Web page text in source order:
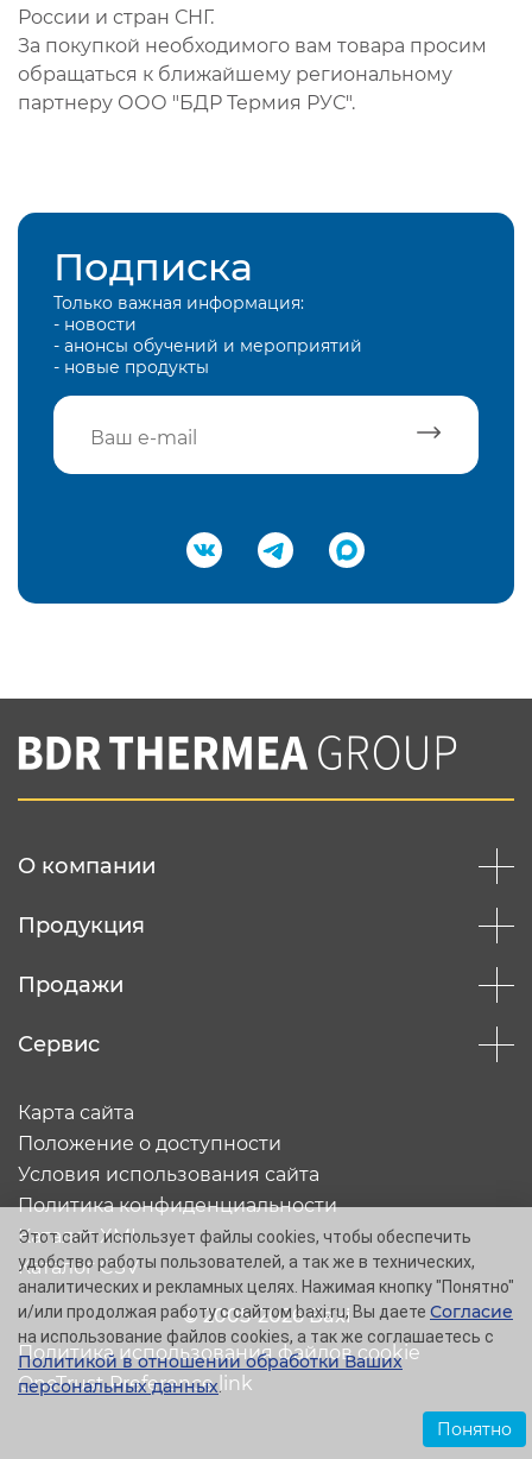
России и стран СНГ.
За покупкой необходимого вам товара просим
обращаться к ближайшему региональному
партнеру ООО "БДР Термия РУС".
Подписка
Только важная информация:
- новости
- анонсы обучений и мероприятий
- новые продукты
Подтвердить e-mail
Вы соглашаетесь с нашей политикой
конфеденциальности
О компании
Продукция
Продажи
Сервис
© 2005-2026 Baxi
Карта сайта
Положение о доступности
Условия использования сайта
Политика конфиденциальности
Каталог XML
Каталог CSV
Политика использования файлов cookie
OneTrust Preference link
Этот сайт использует файлы cookies, чтобы обеспечить
удобство работы пользователей, а так же в технических,
аналитических и рекламных целях. Нажимая кнопку "Понятно"
и/или продолжая работу с сайтом baxi.ru, Вы даете Согласие
на использование файлов cookies, а так же соглашаетесь с
Политикой в отношении обработки Ваших
персональных данных.
Понятно